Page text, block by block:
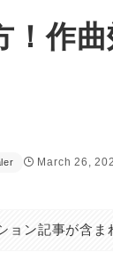
作
March 26,
ン記事が含ま